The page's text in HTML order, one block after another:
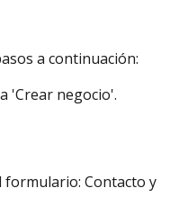
a continuación:
'Crear negocio'.
Contacto y